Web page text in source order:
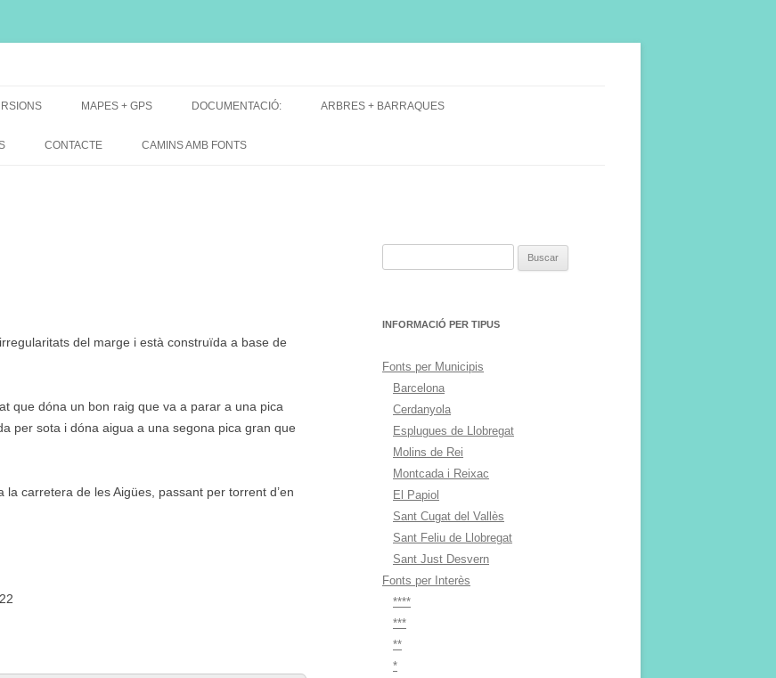
MAPES + GPS
MAPES EXCURSIONS
DOCUMENTACIÓ: ARBRES + BARRAQUES
CONTACTE CAMINS AMB FONTS
del marge i està construïda a base de
que dóna un bon raig que va a parar a una pica
per sota i dóna aigua a una segona pica gran que
carretera de les Aigües, passant per torrent d’en
INFORMACIÓ PER TIPUS
Fonts per Municipis
Barcelona
Cerdanyola
Esplugues de Llobregat
Molins de Rei
Montcada i Reixac
El Papiol
Sant Cugat del Vallès
Sant Feliu de Llobregat
Sant Just Desvern
Fonts per Interès
****
***
**
*